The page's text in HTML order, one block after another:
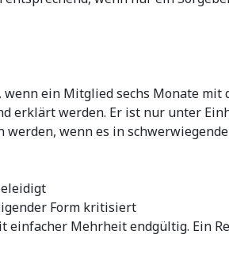
ein Mitglied sechs Monate
erklärt werden. Er ist nur unter
wenn es in
Form kritisiert
einfacher Mehrheit endgültig. Ein